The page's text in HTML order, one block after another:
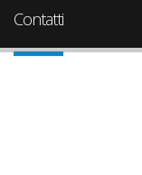
Contatti